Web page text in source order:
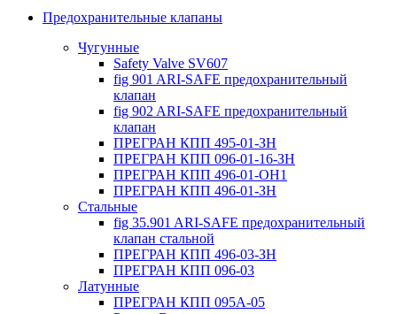
Предохранительные клапаны
Чугунные
Safety Valve SV607
fig 901 ARI-SAFE предохранительный
клапан
fig 902 ARI-SAFE предохранительный
клапан
ПРЕГРАН КПП 495-01-ЗН
ПРЕГРАН КПП 096-01-16-ЗН
ПРЕГРАН КПП 496-01-ОН1
ПРЕГРАН КПП 496-01-ЗН
Стальные
fig 35.901 ARI-SAFE предохранительный
клапан стальной
ПРЕГРАН КПП 496-03-ЗН
ПРЕГРАН КПП 096-03
Латунные
ПРЕГРАН КПП 095А-05